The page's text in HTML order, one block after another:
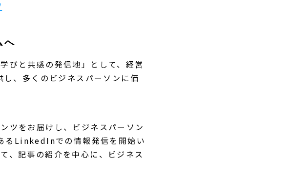
へ
びと共感の発信地」として、経営
、多くのビジネスパーソンに価
ツをお届けし、ビジネスパーソン
るLinkedInでの情報発信を開始い
、記事の紹介を中心に、ビジネス